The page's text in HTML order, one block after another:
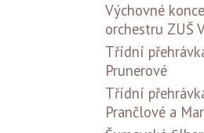
Výchovné
orchestru ZUŠ
Třídní
Prunerové
Třídní
Prančlové a